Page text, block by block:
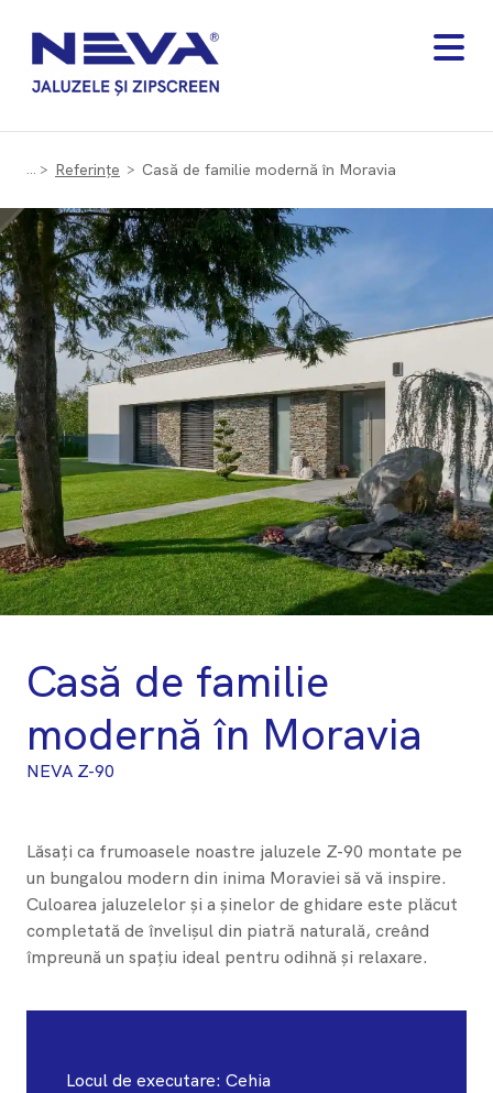
Referințe Casă de familie modernă în Moravia
Casă de familie
modernă în Moravia
NEVA Z-90
Lăsați ca frumoasele noastre jaluzele Z-90 montate pe
un bungalou modern din inima Moraviei să vă inspire.
Culoarea jaluzelelor și a șinelor de ghidare este plăcut
completată de învelișul din piatră naturală, creând
împreună un spațiu ideal pentru odihnă și relaxare.
Locul de executare: ​Cehia